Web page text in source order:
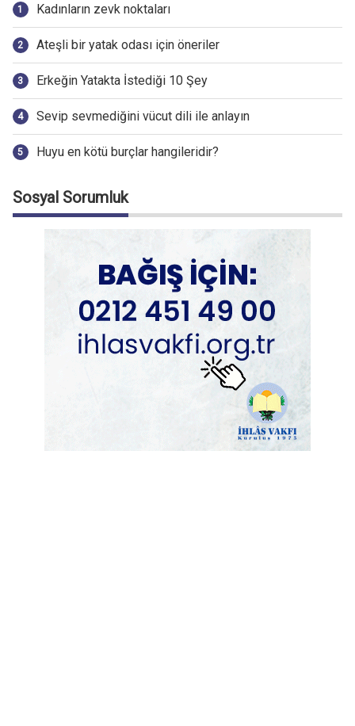
Kadınların zevk noktaları
Ateşli bir yatak odası için öneriler
Erkeğin Yatakta İstediği 10 Şey
Sevip sevmediğini vücut dili ile anlayın
Huyu en kötü burçlar hangileridir?
Sosyal Sorumluk